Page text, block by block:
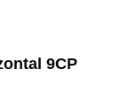
9CP